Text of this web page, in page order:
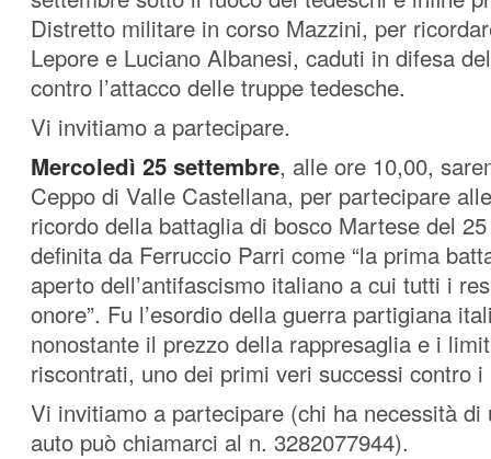
Distretto militare in corso Mazzini, per
Lepore e Luciano Albanesi, caduti in difesa
contro l’attacco delle truppe tedesche.
Vi invitiamo a partecipare.
Mercoledì 25 settembre, alle ore 10,00,
Ceppo di Valle Castellana, per partecipare
ricordo della battaglia di bosco Martese del
definita da Ferruccio Parri come “la prima
aperto dell’antifascismo italiano a cui tutti i
onore”. Fu l’esordio della guerra partigiana
nonostante il prezzo della rappresaglia e i
riscontrati, uno dei primi veri successi contro
Vi invitiamo a partecipare (chi ha necessità di
auto può chiamarci al n. 3282077944).